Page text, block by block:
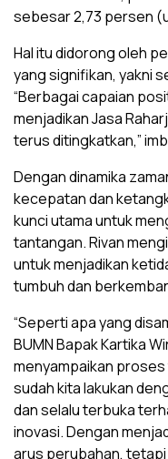
sebesar 2,73 persen
Hal itu didorong oleh
yang signifikan, yakni
“Berbagai capaian
menjadikan Jasa
terus ditingkatkan,”
Dengan dinamika
kecepatan dan
kunci utama untuk
tantangan. Rivan
untuk menjadikan
tumbuh dan
“Seperti apa yang
BUMN Bapak Kartika
menyampaikan
sudah kita lakukan
dan selalu terbuka
inovasi. Dengan
arus perubahan, tetapi